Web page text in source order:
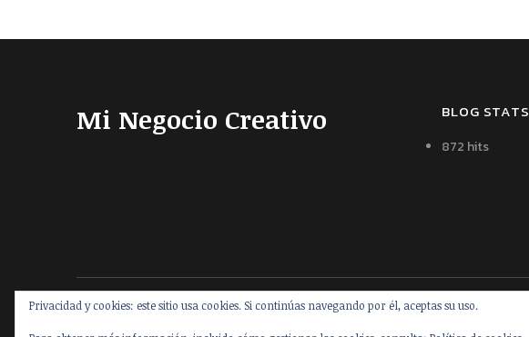
Mi Negocio Creativo BLOG STATS
872 hits
Proudly powered by WordPress |Theme: Nikau byElmastudio.
Privacidad y cookies: este sitio usa cookies. Si continúas navegando por él, aceptas su uso.